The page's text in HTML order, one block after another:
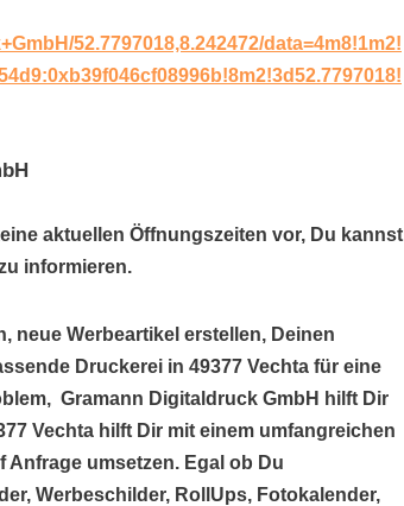
52.7797018,8.242472/data=4m8!1m2!
aktuellen Öffnungszeiten vor, Du kannst
informieren.
neue Werbeartikel erstellen, Deinen
Druckerei in 49377 Vechta für eine
Gramann Digitaldruck GmbH hilft Dir
Vechta hilft Dir mit einem umfangreichen
umsetzen. Egal ob Du
Werbeschilder, RollUps, Fotokalender,